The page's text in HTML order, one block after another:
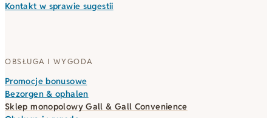
Kontakt w sprawie sugestii
OBSŁUGA I WYGODA
Promocje bonusowe
Bezorgen & ophalen
Sklep monopolowy Gall & Gall Convenience